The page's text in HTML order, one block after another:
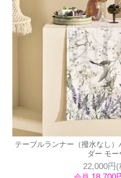
テーブルランナー（撥水なし
ダー モー
22,000円